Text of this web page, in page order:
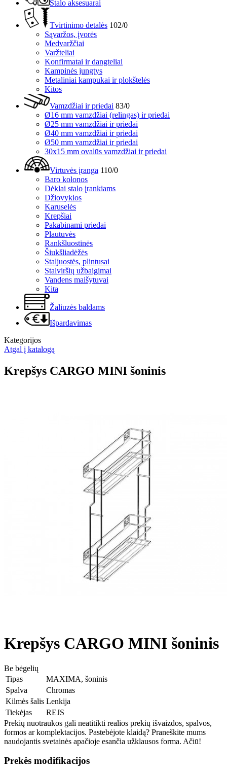
Stalo aksesuarai
Tvirtinimo detalės 102/0
Sąvaržos, įvorės
Medvaržčiai
Varžteliai
Konfirmatai ir dangteliai
Kampinės jungtys
Metaliniai kampukai ir plokštelės
Kitos
Vamzdžiai ir priedai 83/0
Ø16 mm vamzdžiai (relingas) ir priedai
Ø25 mm vamzdžiai ir priedai
Ø40 mm vamzdžiai ir priedai
Ø50 mm vamzdžiai ir priedai
30x15 mm ovalūs vamzdžiai ir priedai
Virtuvės įranga 110/0
Baro kolonos
Dėklai stalo įrankiams
Džiovyklos
Karuselės
Krepšiai
Pakabinami priedai
Plautuvės
Rankšluostinės
Šiukšliadėžės
Staljuostės, plintusai
Stalviršių užbaigimai
Vandens maišytuvai
Kita
Žaliuzės baldams
Išpardavimas
Kategorijos
Atgal į katalogą
Krepšys CARGO MINI šoninis
Krepšys CARGO MINI šoninis
Be bėgelių
Tipas
MAXIMA, šoninis
Spalva
Chromas
Kilmės šalis Lenkija
Tiekėjas
REJS
Prekių nuotraukos gali neatitikti realios prekių išvaizdos, spalvos,
formos ar komplektacijos. Pastebėjote klaidą? Praneškite mums
naudojantis svetainės apačioje esančia užklausos forma. Ačiū!
Prekės modifikacijos